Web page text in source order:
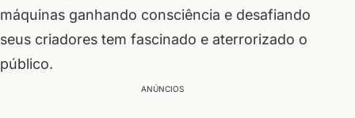
máquinas ganhando consciência e desafiando
seus criadores tem fascinado e aterrorizado o
público.
ANÚNCIOS